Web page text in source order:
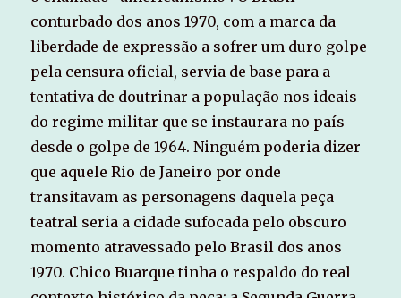
conturbado dos anos 1970, com a marca da
liberdade de expressão a sofrer um duro golpe
pela censura oficial, servia de base para a
tentativa de doutrinar a população nos ideais
do regime militar que se instaurara no país
desde o golpe de 1964. Ninguém poderia dizer
que aquele Rio de Janeiro por onde
transitavam as personagens daquela peça
teatral seria a cidade sufocada pelo obscuro
momento atravessado pelo Brasil dos anos
1970. Chico Buarque tinha o respaldo do real